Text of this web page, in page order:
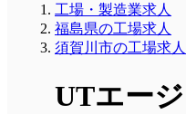
工場・製造業求人
福島県の工場求人
須賀川市の工場求人
UTエー